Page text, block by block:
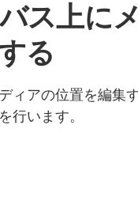
ス上に
る
ィアの位置を編集
行います。